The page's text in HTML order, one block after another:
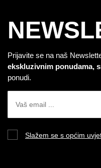
Prijavite se na naš
ekskluzivnim ponudama,
ponudi.
Slažem se s općim